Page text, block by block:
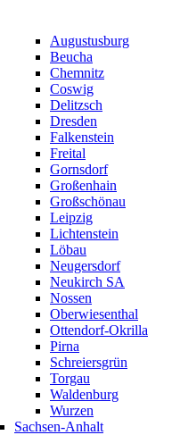
Augustusburg
Beucha
Chemnitz
Coswig
Delitzsch
Dresden
Falkenstein
Freital
Gornsdorf
Großenhain
Großschönau
Leipzig
Lichtenstein
Löbau
Neugersdorf
Neukirch SA
Nossen
Oberwiesenthal
Ottendorf-Okrilla
Pirna
Schreiersgrün
Torgau
Waldenburg
Wurzen
Sachsen-Anhalt